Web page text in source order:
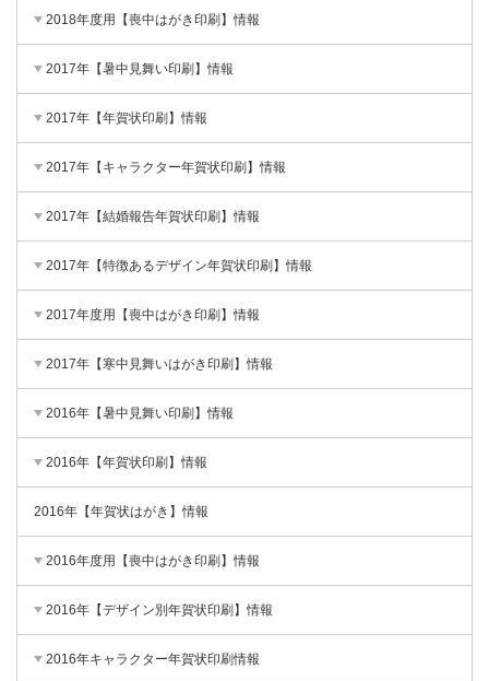
2018年度用【喪中はがき印刷】情報
2017年【暑中見舞い印刷】情報
2017年【年賀状印刷】情報
2017年【キャラクター年賀状印刷】情報
2017年【結婚報告年賀状印刷】情報
2017年【特徴あるデザイン年賀状印刷】情報
2017年度用【喪中はがき印刷】情報
2017年【寒中見舞いはがき印刷】情報
2016年【暑中見舞い印刷】情報
2016年【年賀状印刷】情報
2016年【年賀状はがき】情報
2016年度用【喪中はがき印刷】情報
2016年【デザイン別年賀状印刷】情報
2016年キャラクター年賀状印刷情報